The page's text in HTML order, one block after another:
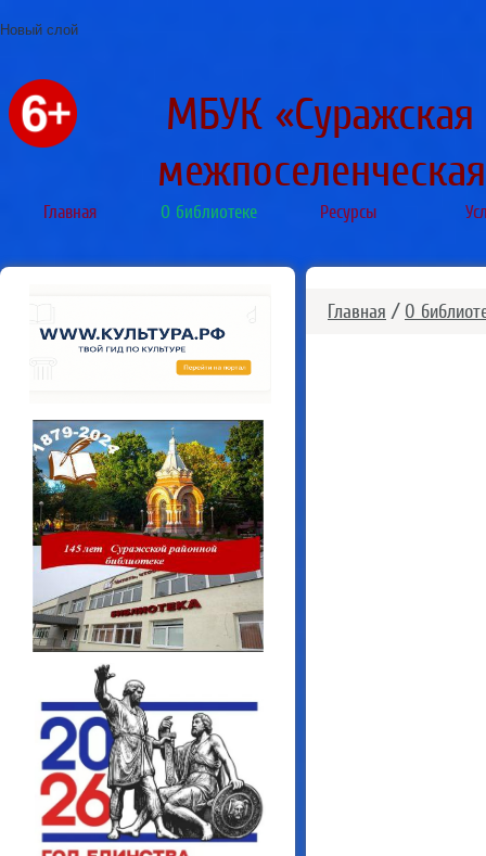
МБУК
Главная О библиотеке Ресурсы
Новый слой
Главная / О